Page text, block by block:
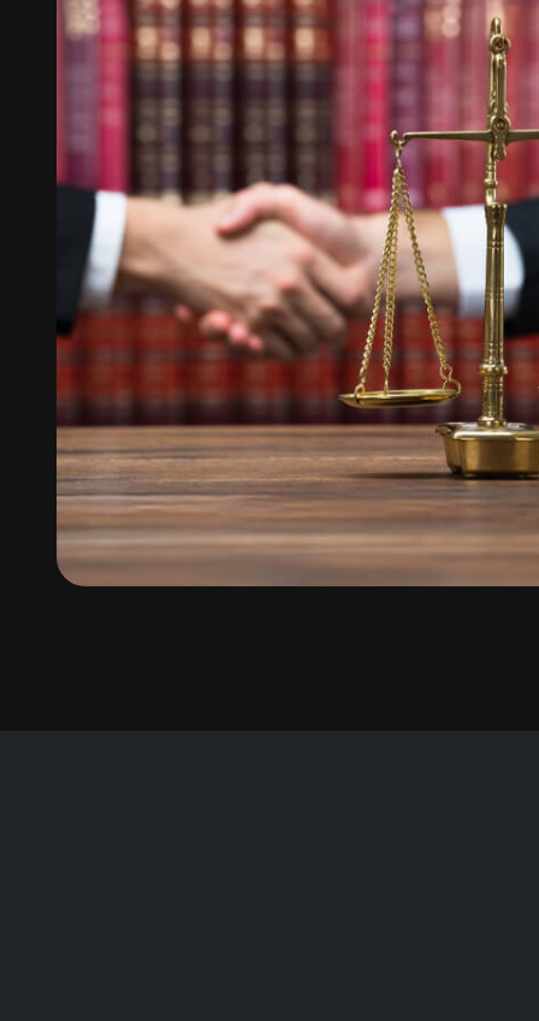
"Babamın iş davası sürecinde Arıkan Hukuk
gerek çalışanların iş takipleri ve davayı
sonlandırmaları bizi mutlu etti."
E. ÖZER